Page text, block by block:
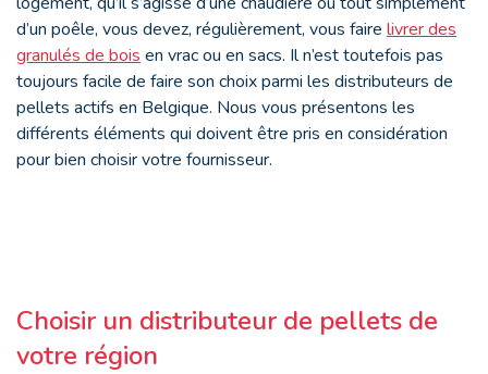
d’un poêle, vous devez, régulièrement, vous faire livrer des
granulés de bois en vrac ou en sacs. Il n’est toutefois pas
toujours facile de faire son choix parmi les distributeurs de
pellets actifs en Belgique. Nous vous présentons les
différents éléments qui doivent être pris en considération
pour bien choisir votre fournisseur.
Choisir un distributeur de pellets de
votre région